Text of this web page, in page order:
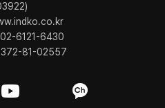
02-6121-6430
372-81-02557